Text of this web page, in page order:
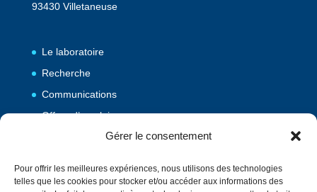
Gérer le consentement
Pour offrir les meilleures expériences, nous utilisons des technologies
telles que les cookies pour stocker et/ou accéder aux informations des
93430 Villetaneuse
Le laboratoire
Recherche
Communications
Offres d’emploi
Publications
Vulgarisation